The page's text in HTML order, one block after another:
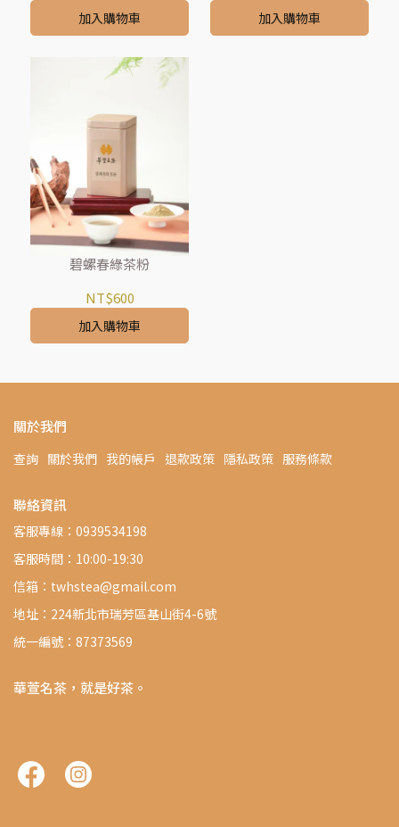
加入購物車 加入購物車
碧螺春綠茶粉
NT$600
加入購物車
關於我們
查詢 關於我們 我的帳戶 退款政策 隱私政策 服務條款
聯絡資訊
客服專線：0939534198
客服時間：10:00-19:30
信箱：twhstea@gmail.com
地址：224新北市瑞芳區基山街4-6號
統一編號：87373569
華萱名茶，就是好茶。